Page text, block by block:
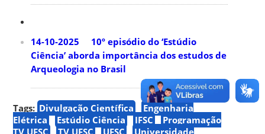
14-10-2025 10º episódio do ‘Estúdio
Ciência’ aborda importância dos estudos de
Arqueologia no Brasil
Tags: Divulgação Científica
Engenharia
Elétrica
Estúdio Ciência IFSC
Programação
TV UFSC
TV UFSC UFSC
Universidade